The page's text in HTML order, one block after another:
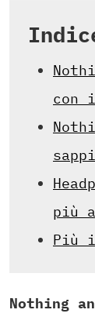
con
più
Più
Nothing